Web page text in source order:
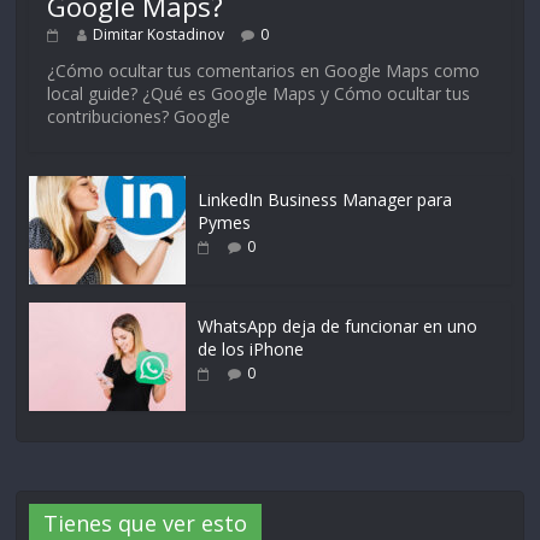
Dimitar Kostadinov 0
¿Cómo ocultar tus comentarios en Google Maps como
local guide? ¿Qué es Google Maps y Cómo ocultar tus
contribuciones? Google
LinkedIn Business Manager para
Pymes
0
WhatsApp deja de funcionar en uno
de los iPhone
0
Tienes que ver esto